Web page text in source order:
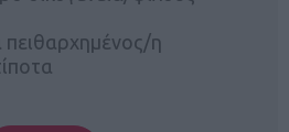
πειθαρχημένος/η